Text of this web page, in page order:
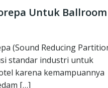
Untuk Ballroom
(Sound Reducing
standar industri untuk
karena kemampuannya
[…]